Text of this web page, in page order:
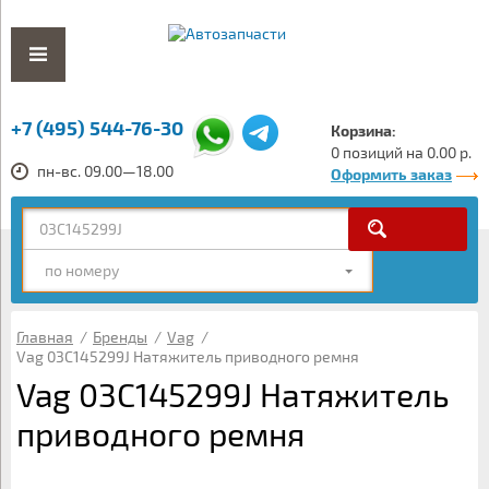
+7 (495) 544-76-30
пн-вс. 09.00—18.00
Корзина:
0 позиций на 0.00 р.
Оформить заказ
по номеру
Главная / Бренды / Vag /
Vag 03C145299J Натяжитель приводного ремня
Vag 03C145299J Натяжитель
приводного ремня